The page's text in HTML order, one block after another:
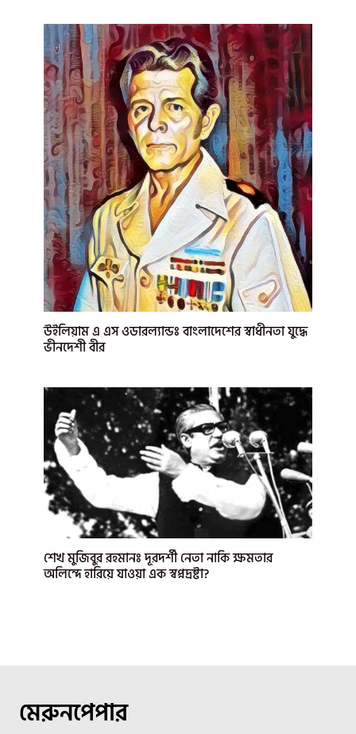
উইলিয়াম এ এস ওডারল্যান্ডঃ বাংলাদেশের স্বাধীনতা যুদ্ধে
ভীনদেশী বীর
শেখ মুজিবুর রহমানঃ দূরদর্শী নেতা নাকি ক্ষমতার
অলিন্দে হারিয়ে যাওয়া এক স্বপ্নদ্রষ্টা?
মেরুনপেপার